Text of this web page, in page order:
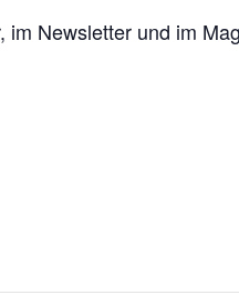
im Newsletter und im